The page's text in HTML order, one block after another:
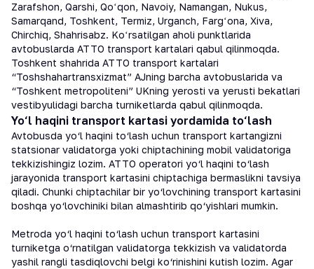
Zarafshon, Qarshi, Qoʻqon, Navoiy, Namangan, Nukus,
Samarqand, Toshkent, Termiz, Urganch, Fargʻona, Xiva,
Chirchiq, Shahrisabz. Koʻrsatilgan aholi punktlarida
avtobuslarda ATTO transport kartalari qabul qilinmoqda.
Toshkent shahrida ATTO transport kartalari
“Toshshahartransxizmat” AJning barcha avtobuslarida va
“Toshkent metropoliteni” UKning yerosti va yerusti bekatlari
vestibyulidagi barcha turniketlarda qabul qilinmoqda.
Yo‘l haqini transport kartasi yordamida to‘lash
Avtobusda yo‘l haqini to‘lash uchun transport kartangizni
statsionar validatorga yoki chiptachining mobil validatoriga
tekkizishingiz lozim. ATTO operatori yo‘l haqini to‘lash
jarayonida transport kartasini chiptachiga bermaslikni tavsiya
qiladi. Chunki chiptachilar bir yo‘lovchining transport kartasini
boshqa yo‘lovchiniki bilan almashtirib qo‘yishlari mumkin.
Metroda yo‘l haqini to‘lash uchun transport kartasini
turniketga o‘rnatilgan validatorga tekkizish va validatorda
yashil rangli tasdiqlovchi belgi ko‘rinishini kutish lozim. Agar